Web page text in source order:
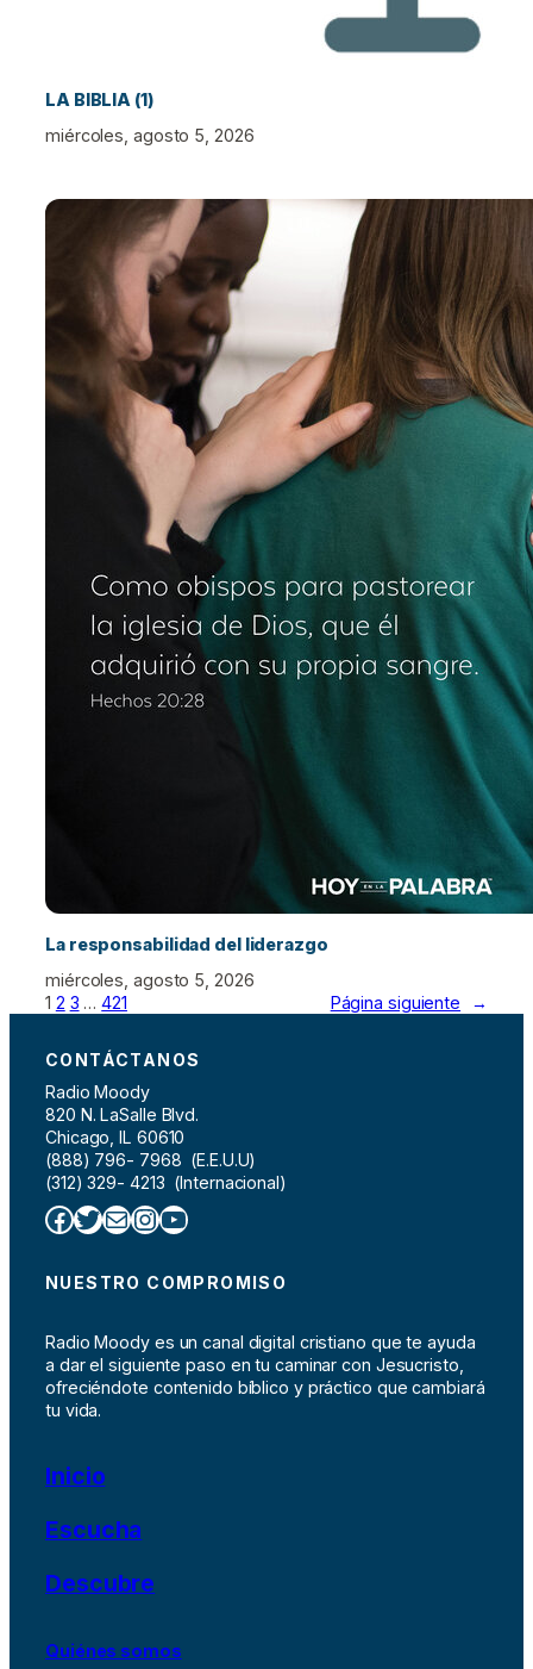
LA BIBLIA (1)
miércoles, agosto 5, 2026
La responsabilidad del liderazgo
miércoles, agosto 5, 2026
1 2 3 … 421 Página siguiente →
CONTÁCTANOS
Radio Moody
820 N. LaSalle Blvd.
Chicago, IL 60610
(888) 796- 7968 (E.E.U.U)
(312) 329- 4213 (Internacional)
Facebook Twitter Correo electrónico InstagramYouTube
NUESTRO COMPROMISO
Radio Moody es un canal digital cristiano que te ayuda
a dar el siguiente paso en tu caminar con Jesucristo,
ofreciéndote contenido bíblico y práctico que cambiará
tu vida.
Inicio
Escucha
Descubre
Quiénes somos